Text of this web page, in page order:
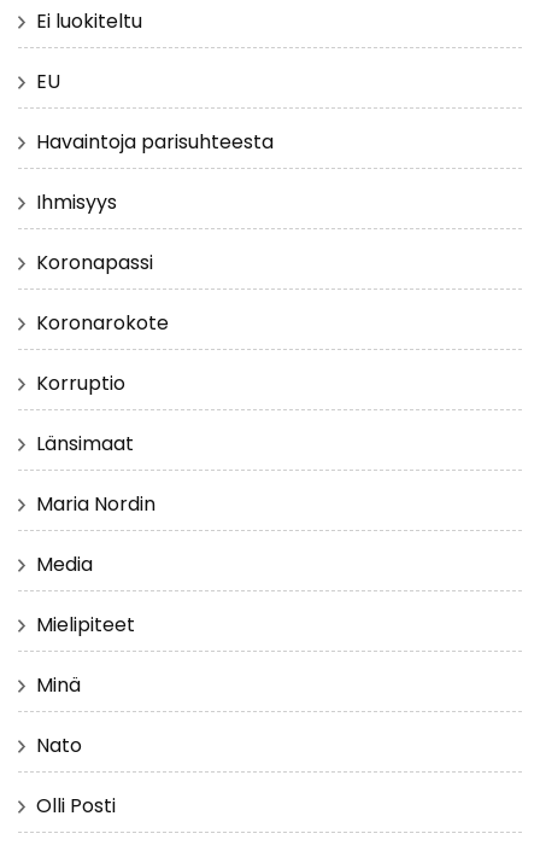
Ei luokiteltu
EU
Havaintoja parisuhteesta
Ihmisyys
Koronapassi
Koronarokote
Korruptio
Länsimaat
Maria Nordin
Media
Mielipiteet
Minä
Nato
Olli Posti